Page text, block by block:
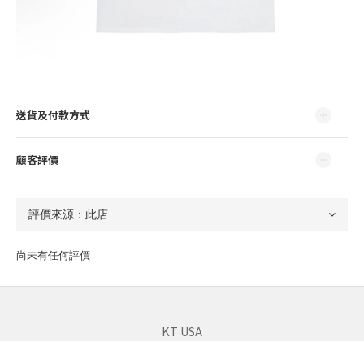
送貨及付款方式
顧客評價
尚未有任何評價
KT USA